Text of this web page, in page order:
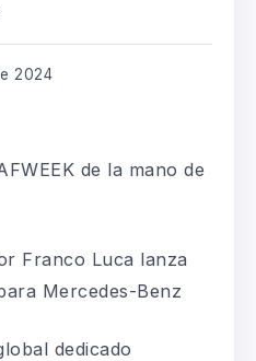
2024
de la mano de
Franco Luca lanza
Mercedes-Benz
dedicado